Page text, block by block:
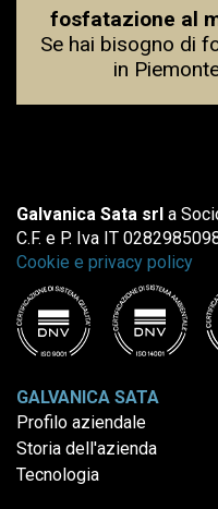
fosfatazione al
Se hai bisogno di
in
Galvanica Sata srl a
C.F. e P. Iva IT
Cookie e privacy policy
GALVANICA SATA
Profilo aziendale
Storia dell'azienda
Tecnologia